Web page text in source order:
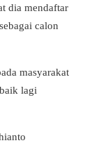
dia mendaftar
calon
masyarakat
lagi